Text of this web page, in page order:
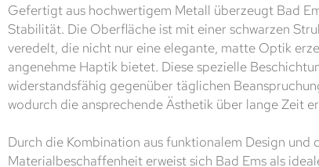
Gefertigt aus hochwertigem Metall überzeugt Bad
Stabilität. Die Oberfläche ist mit einer schwarzen
veredelt, die nicht nur eine elegante, matte Optik
angenehme Haptik bietet. Diese spezielle
widerstandsfähig gegenüber täglichen
wodurch die ansprechende Ästhetik über lange Zeit
Durch die Kombination aus funktionalem Design und
Materialbeschaffenheit erweist sich Bad Ems als